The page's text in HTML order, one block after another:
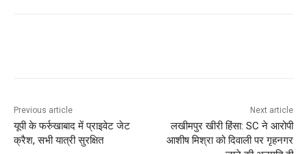
Previous article
यूपी के फर्रुखाबाद में प्राइवेट जेट
क्रैश, सभी यात्री सुरक्षित
Next article
लखीमपुर खीरी हिंसा: SC ने आरोपी
आशीष मिश्रा को दिवाली पर गृहनगर